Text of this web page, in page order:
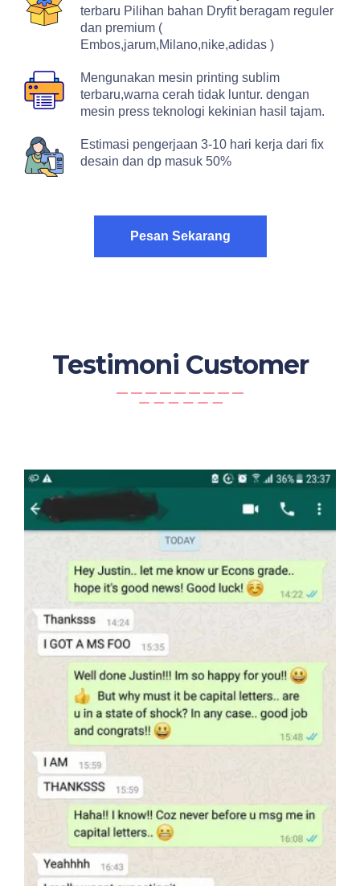
terbaru Pilihan bahan Dryfit beragam reguler
dan premium (
Embos,jarum,Milano,nike,adidas )
Mengunakan mesin printing sublim
terbaru,warna cerah tidak luntur. dengan
mesin press teknologi kekinian hasil tajam.
Estimasi pengerjaan 3-10 hari kerja dari fix
desain dan dp masuk 50%
Pesan Sekarang
Testimoni Customer